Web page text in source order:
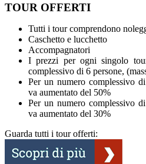
TOUR OFFERTI
Tutti i tour comprendono
Caschetto e lucchetto
Accompagnatori
I prezzi per ogni singolo
complessivo di 6 persone,
Per un numero complessivo
va aumentato del 50%
Per un numero complessivo
va aumentato del 30%
Guarda tutti i tour offerti: